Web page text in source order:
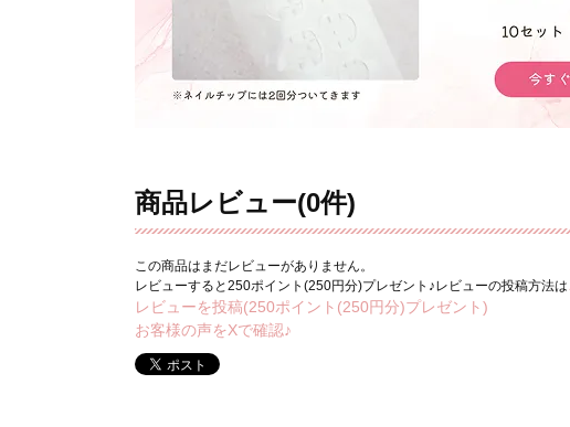
商品レビュー(0件)
この商品はまだレビューがありません。
レビューすると250ポイント(250円分)プレゼント♪レビューの投稿方法は
レビューを投稿(250ポイント(250円分)プレゼント)
お客様の声をXで確認♪